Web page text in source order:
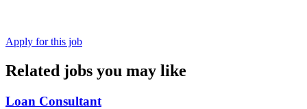
Apply for this job
Related jobs you may like
Loan Consultant